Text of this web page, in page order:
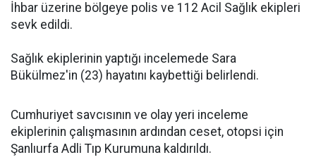
İhbar üzerine bölgeye polis ve 112 Acil Sağlık ekipleri
sevk edildi.
Sağlık ekiplerinin yaptığı incelemede Sara
Bükülmez'in (23) hayatını kaybettiği belirlendi.
Cumhuriyet savcısının ve olay yeri inceleme
ekiplerinin çalışmasının ardından ceset, otopsi için
Şanlıurfa Adli Tıp Kurumuna kaldırıldı.